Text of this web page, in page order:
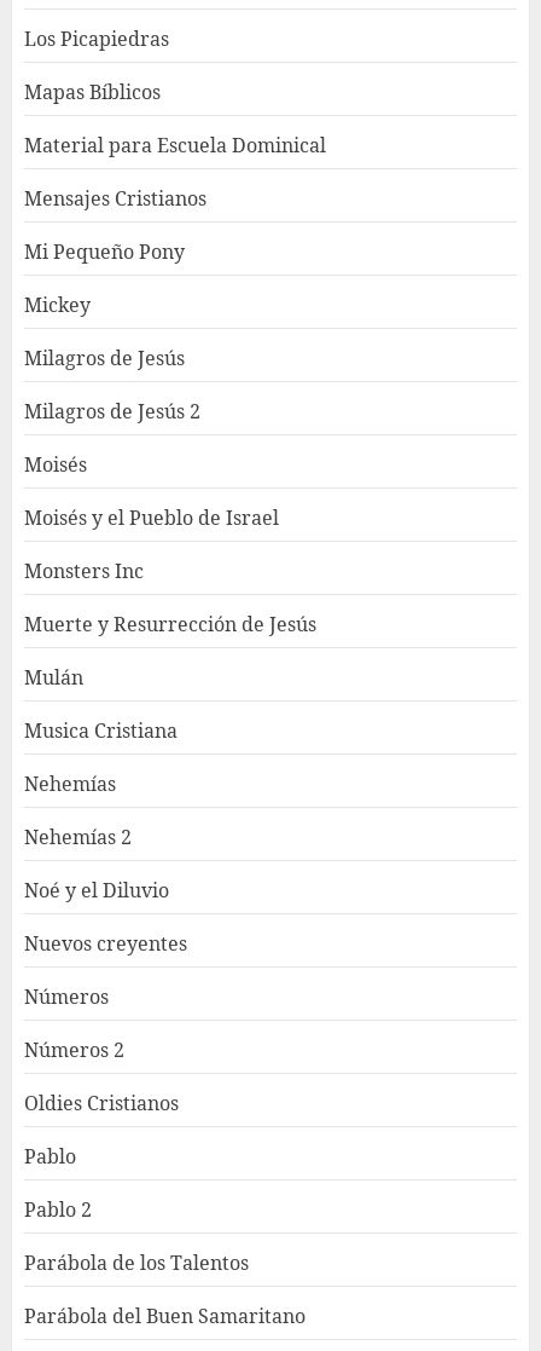
Los Picapiedras
Mapas Bíblicos
Material para Escuela Dominical
Mensajes Cristianos
Mi Pequeño Pony
Mickey
Milagros de Jesús
Milagros de Jesús 2
Moisés
Moisés y el Pueblo de Israel
Monsters Inc
Muerte y Resurrección de Jesús
Mulán
Musica Cristiana
Nehemías
Nehemías 2
Noé y el Diluvio
Nuevos creyentes
Números
Números 2
Oldies Cristianos
Pablo
Pablo 2
Parábola de los Talentos
Parábola del Buen Samaritano